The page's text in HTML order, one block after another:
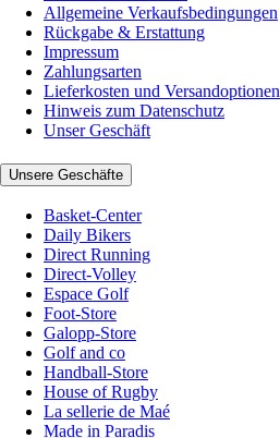
Allgemeine Verkaufsbedingungen
Rückgabe & Erstattung
Impressum
Zahlungsarten
Lieferkosten und Versandoptionen
Hinweis zum Datenschutz
Unser Geschäft
Unsere Geschäfte
Basket-Center
Daily Bikers
Direct Running
Direct-Volley
Espace Golf
Foot-Store
Galopp-Store
Golf and co
Handball-Store
House of Rugby
La sellerie de Maé
Made in Paradis